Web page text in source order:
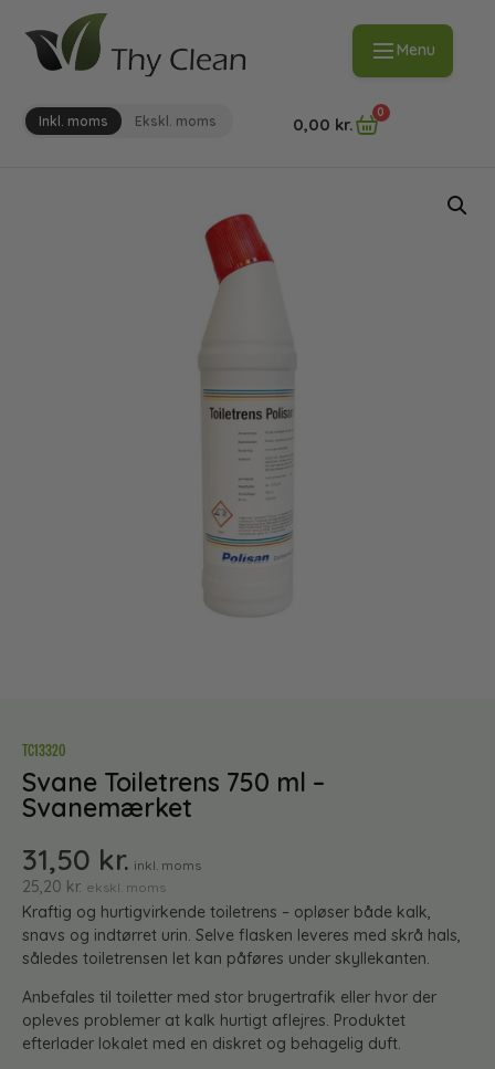
Menu
Inkl. moms Ekskl. moms 0,00 kr.
0
TC13320
Svane Toiletrens 750 ml –
Svanemærket
31,50 kr. inkl. moms
25,20 kr. ekskl. moms
Kraftig og hurtigvirkende toiletrens – opløser både kalk,
snavs og indtørret urin. Selve flasken leveres med skrå hals,
således toiletrensen let kan påføres under skyllekanten.
Anbefales til toiletter med stor brugertrafik eller hvor der
opleves problemer at kalk hurtigt aflejres. Produktet
efterlader lokalet med en diskret og behagelig duft.